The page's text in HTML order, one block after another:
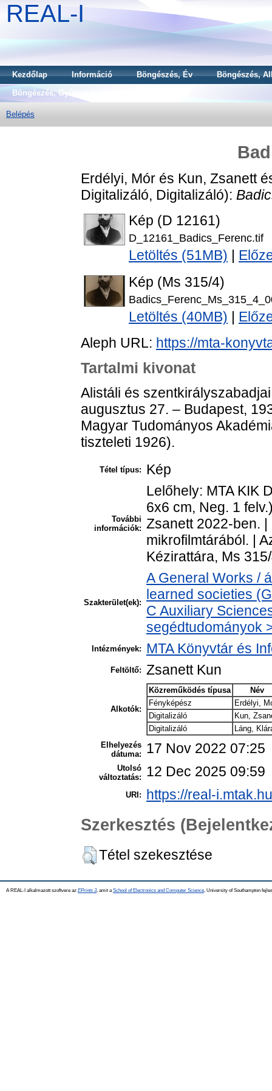
REAL-I
Kezdőlap Információ Böngészés, Év
Böngészés,
Böngészés, Gyűjtemény
Belépés
Erdélyi, Mór és Kun, Zsanett
Digitalizáló, Digitalizáló):
Kép (D 12161)
D_12161_Badics_Ferenc.tif
Letöltés (51MB)
Kép (Ms 315/4)
Letöltés (40MB)
Aleph URL: https://mta-
Tartalmi kivonat
Alistáli és
augusztus 27. – Budapest,
Magyar Tudományos
tiszteleti 1926).
Tétel típus: Kép
További
információk:
Lelőhely: MTA KIK
6x6 cm, Neg. 1
Zsanett 2022-ben. |
mikrofilmtárából. |
Kézirattára, Ms
Szakterület(ek):
A General Works /
learned societies
C Auxiliary
segédtudományok
Intézmények: MTA Könyvtár és
Feltöltő: Zsanett Kun
Alkotók:
Közreműködés típusa
Név
Fényképész
Erdélyi,
Digitalizáló
Kun,
Digitalizáló
Láng,
Elhelyezés
dátuma:
17 Nov 2022 07:25
Utolsó
változtatás:
12 Dec 2025 09:59
URI: https://real-
Szerkesztés
Tétel szekesztése
A REAL-I alkalmazott szoftvere az EPrints 3, amit a School of Electronics and Computer Science , University of Southampton